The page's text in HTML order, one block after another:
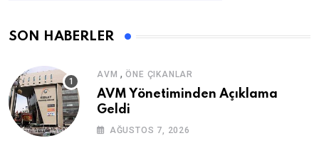
SON HABERLER
AVM ,ÖNE ÇIKANLAR
AVM Yönetiminden Açıklama
Geldi
AĞUSTOS 7, 2026